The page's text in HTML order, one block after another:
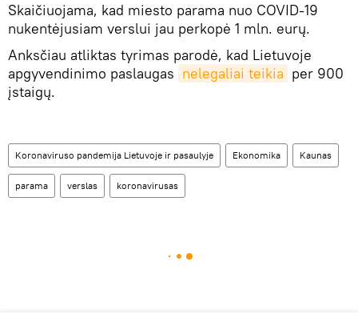
Skaičiuojama, kad miesto parama nuo COVID-19
nukentėjusiam verslui jau perkopė 1 mln. eurų.
Anksčiau atliktas tyrimas parodė, kad Lietuvoje
apgyvendinimo paslaugas nelegaliai teikia per 900
įstaigų.
Koronaviruso pandemija Lietuvoje ir pasaulyje Ekonomika Kaunas
parama verslas koronavirusas